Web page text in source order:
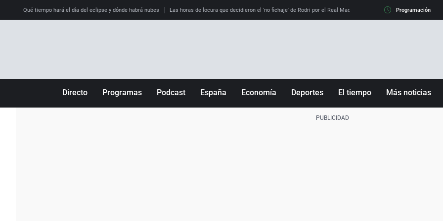
Qué tiempo hará el día del eclipse y dónde habrá nubes Las horas de locura que decidieron el 'no fichaje' de Rodri por el Real Madrid y su 'sí' al Barça La llamada
Programación
Directo Programas Podcast España Economía Deportes El tiempo Más noticias